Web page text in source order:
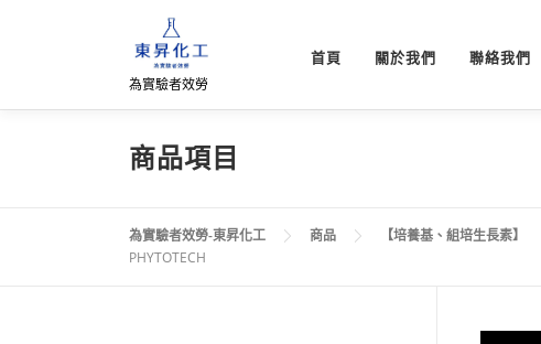
內
為實驗者效勞
首頁 關於我們 聯絡我們
商品項目
為實驗者效勞-東昇化工 商品 【培養基、組培生長素】
PHYTOTECH